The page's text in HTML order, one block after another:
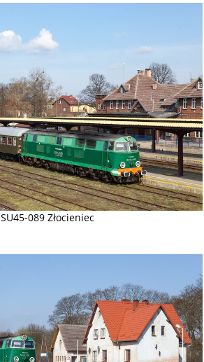
SU45-089 Złocieniec